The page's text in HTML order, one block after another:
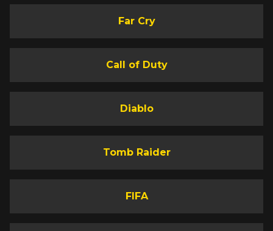
Far Cry
Call of Duty
Diablo
Tomb Raider
FIFA